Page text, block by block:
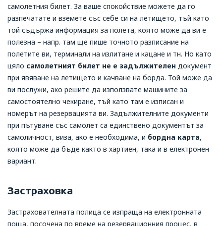
самолетния билет. За ваше спокойствие можете да го
разпечатате и вземете със себе си на летището, тъй като
той съдържа информация за полета, която може да ви е
полезна – напр. там ще пише точното разписание на
полетите ви, терминали на излитане и кацане и тн. Но като
цяло самолетният билет не е задължителен документ
при явяване на летището и качване на борда. Той може да
ви послужи, ако решите да използвате машините за
самостоятелно чекиране, тъй като там е изписан и
номерът на резервацията ви. Задължителните документи
при пътуване със самолет са единствено документът за
самоличност, виза, ако е необходима, и бордна карта,
която може да бъде както в хартиен, така и в електронен
вариант.
Застраховка
Застрахователната полица се изпраща на електронната
поща, посочена по време на резервационния процес, в